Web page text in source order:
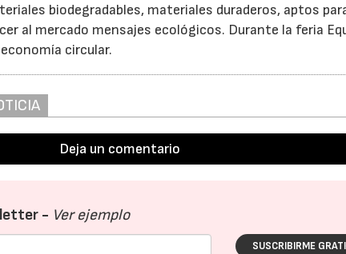
biodegradables, materiales duraderos, aptos
al mercado mensajes ecológicos. Durante la feria
circular.
Deja un comentario
- Ver ejemplo
SUSCRIBIRME